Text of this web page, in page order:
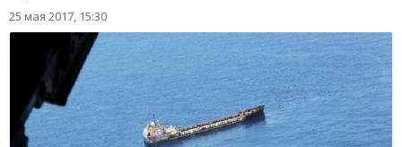
25 мая 2017, 15:30